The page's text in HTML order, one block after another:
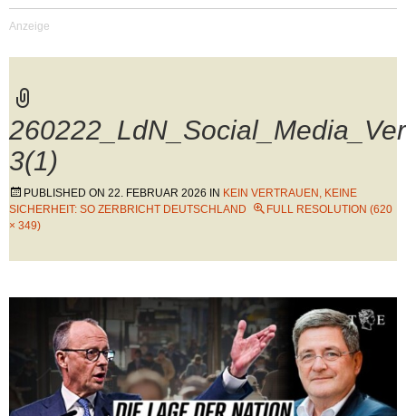
3(1)
PUBLISHED ON 22. FEBRUAR 2026 IN KEIN VERTRAUEN, KEINE
SICHERHEIT: SO ZERBRICHT DEUTSCHLAND
FULL RESOLUTION (620
× 349)